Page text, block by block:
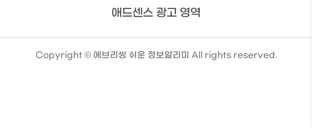
애드센스 광고 영역
Copyright © 에브리씽 쉬운 정보알리미 All rights reserved.
TistoryWhaleSkin3.4